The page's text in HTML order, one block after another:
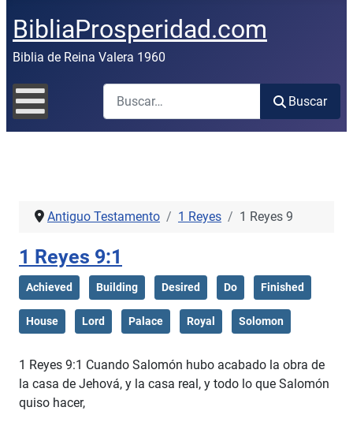
BibliaProsperidad.com
Biblia de Reina Valera 1960
Buscar
Buscar
Antiguo Testamento 1 Reyes 1 Reyes 9
1 Reyes 9:1
Achieved Building Desired Do Finished
House Lord Palace Royal Solomon
1 Reyes 9:1 Cuando Salomón hubo acabado la obra de
la casa de Jehová, y la casa real, y todo lo que Salomón
quiso hacer,